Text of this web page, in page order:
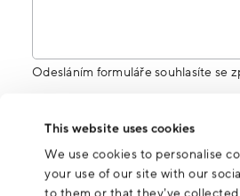
This website uses cookies
We use cookies to personalise
your use of our site with our
Odesláním formuláře souhlasíte se